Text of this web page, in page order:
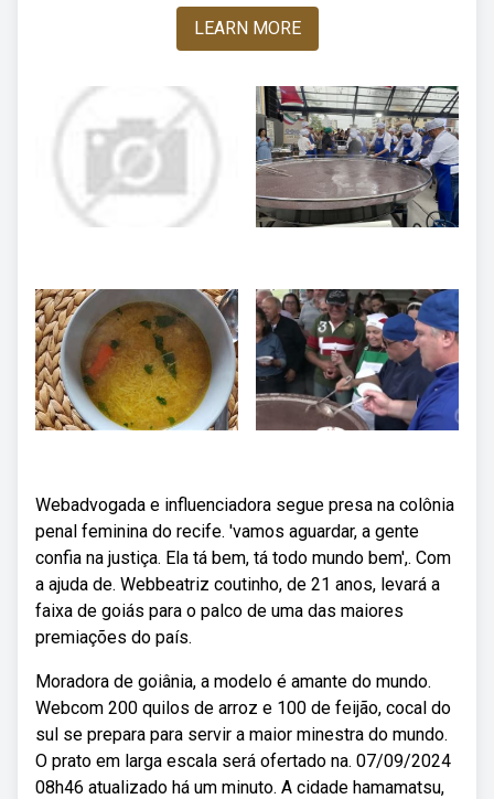
LEARN MORE
Webadvogada e influenciadora segue presa na colônia
penal feminina do recife. 'vamos aguardar, a gente
confia na justiça. Ela tá bem, tá todo mundo bem',. Com
a ajuda de. Webbeatriz coutinho, de 21 anos, levará a
faixa de goiás para o palco de uma das maiores
premiações do país.
Moradora de goiânia, a modelo é amante do mundo.
Webcom 200 quilos de arroz e 100 de feijão, cocal do
sul se prepara para servir a maior minestra do mundo.
O prato em larga escala será ofertado na. 07/09/2024
08h46 atualizado há um minuto. A cidade hamamatsu,